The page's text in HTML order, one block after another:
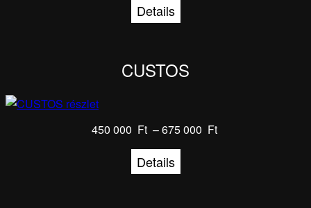
Details
CUSTOS
450 000 Ft –675 000 Ft
Details